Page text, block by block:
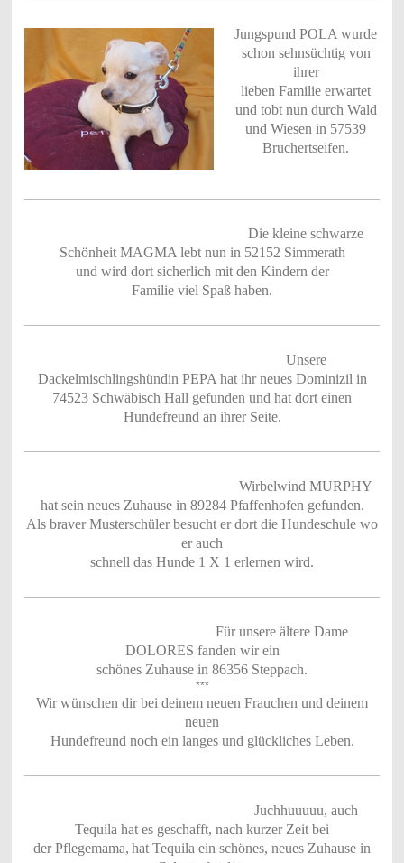
Jungspund POLA wurde
schon sehnsüchtig von
ihrer
lieben Familie erwartet
und tobt nun durch Wald
und Wiesen in 57539
Bruchertseifen.
Die kleine schwarze
Schönheit MAGMA lebt nun in 52152 Simmerath
und wird dort sicherlich mit den Kindern der
Familie viel Spaß haben.
Unsere
Dackelmischlingshündin PEPA hat ihr neues Dominizil in
74523 Schwäbisch Hall gefunden und hat dort einen
Hundefreund an ihrer Seite.
Wirbelwind MURPHY
hat sein neues Zuhause in 89284 Pfaffenhofen gefunden.
Als braver Musterschüler besucht er dort die Hundeschule wo
er auch
schnell das Hunde 1 X 1 erlernen wird.
Für unsere ältere Dame
DOLORES fanden wir ein
schönes Zuhause in 86356 Steppach.
***
Wir wünschen dir bei deinem neuen Frauchen und deinem
neuen
Hundefreund noch ein langes und glückliches Leben.
Juchhuuuuu, auch
Tequila hat es geschafft, nach kurzer Zeit bei
der Pflegemama, hat Tequila ein schönes, neues Zuhause in